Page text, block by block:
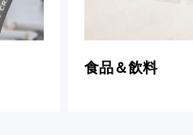
食品＆飲料